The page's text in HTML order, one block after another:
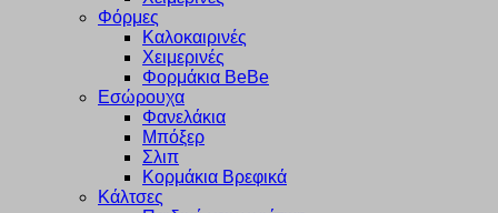
Φόρμες
Καλοκαιρινές
Χειμερινές
Φορμάκια BeBe
Εσώρουχα
Φανελάκια
Μπόξερ
Σλιπ
Κορμάκια Βρεφικά
Κάλτσες